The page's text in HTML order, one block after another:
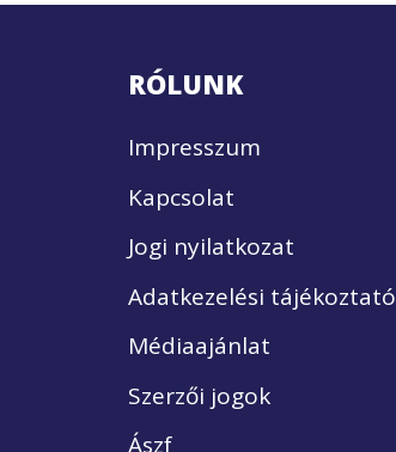
RÓLUNK
Impresszum
Kapcsolat
Jogi nyilatkozat
Adatkezelési tájékoztató
Médiaajánlat
Szerzői jogok
Ászf